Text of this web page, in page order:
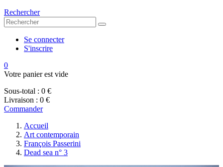
Rechercher
Se connecter
S'inscrire
0
Votre panier est vide
Sous-total : 0 €
Livraison : 0 €
Commander
Accueil
Art contemporain
François Passerini
Dead sea n° 3